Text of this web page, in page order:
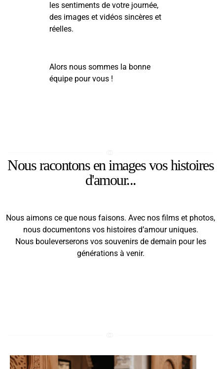
les sentiments de votre journée,
des images et vidéos sincères et
réelles.
Alors nous sommes la bonne
équipe pour vous !
Nous racontons en images vos histoires
d'amour...
​​​​​​​Nous aimons ce que nous faisons. Avec nos films et photos,
nous documentons vos histoires d’amour uniques.
Nous bouleverserons vos souvenirs de demain pour les
générations à venir.